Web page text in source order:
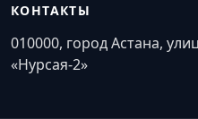
КОНТАКТЫ
010000, город Астана,
«Нурсая-2»